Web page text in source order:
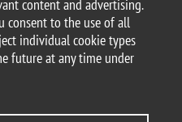
content and advertising.
consent to the use of all
individual cookie types
future at any time under
of Milano-Bicocca
Nuovo, 1 - 20126, Milan